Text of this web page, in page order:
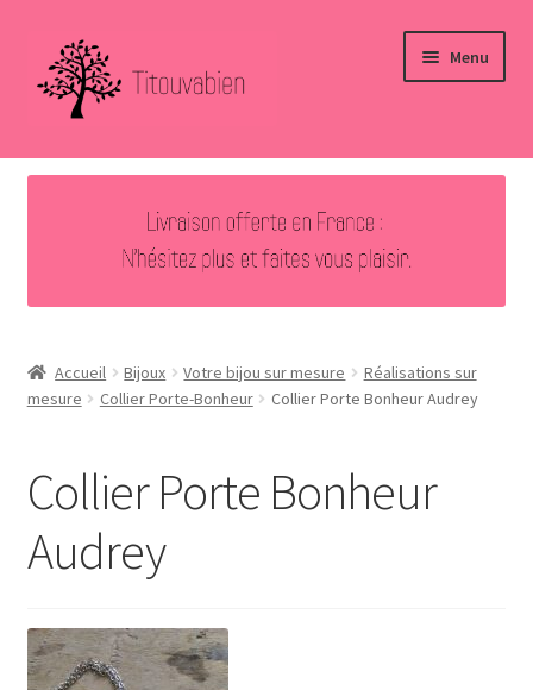
Aller
Aller
contenu
Menu
Accueil
le
enfant
le
menu
Vous avez aimé … Merci !
Contact
Accueil Bijoux Votre bijou sur mesure
Réalisations sur
mesure
Collier Porte-Bonheur Collier Porte Bonheur Audrey
Collier Porte Bonheur
Audrey